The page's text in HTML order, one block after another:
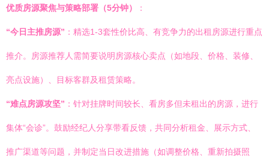
优质房源聚焦与策略部署（5分钟） ：
“今日主推房源” ：精选1-3套性价比高、有竞争力的出租房源进行重点
推介。房源推荐人需简要说明房源核心卖点（如地段、价格、装修、
亮点设施）、目标客群及租赁策略。
“难点房源攻坚” ：针对挂牌时间较长、看房多但未租出的房源，进行
集体“会诊”。鼓励经纪人分享带看反馈，共同分析租金、展示方式、
推广渠道等问题，并制定当日改进措施（如调整价格、重新拍摄照